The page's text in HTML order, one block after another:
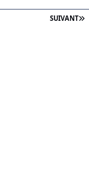
SUIVANT